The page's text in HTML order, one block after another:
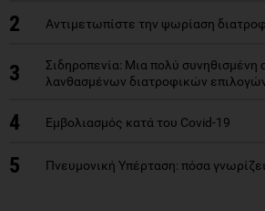
2 Αντιμετωπίστε την ψωρίαση
3
Σιδηροπενία: Μια πολύ συνηθισμένη
λανθασμένων διατροφικών
4 Εμβολιασμός κατά του Covid-19
5 Πνευμονική Υπέρταση: πόσα